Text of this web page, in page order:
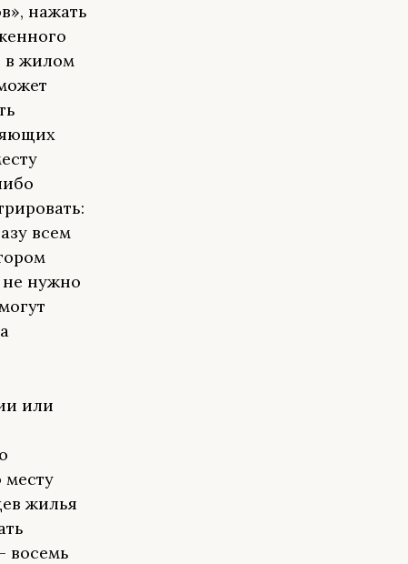
нажать
в жилом
всем
нужно
или
месту
жилья
восемь